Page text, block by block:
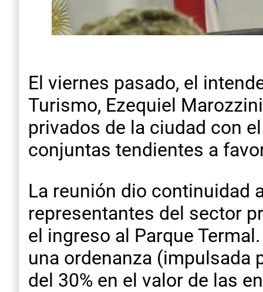
El viernes pasado, el
Turismo, Ezequiel
privados de la ciudad con
conjuntas tendientes a
La reunión dio continuidad
representantes del sector
el ingreso al Parque
una ordenanza (impulsada
del 30% en el valor de las